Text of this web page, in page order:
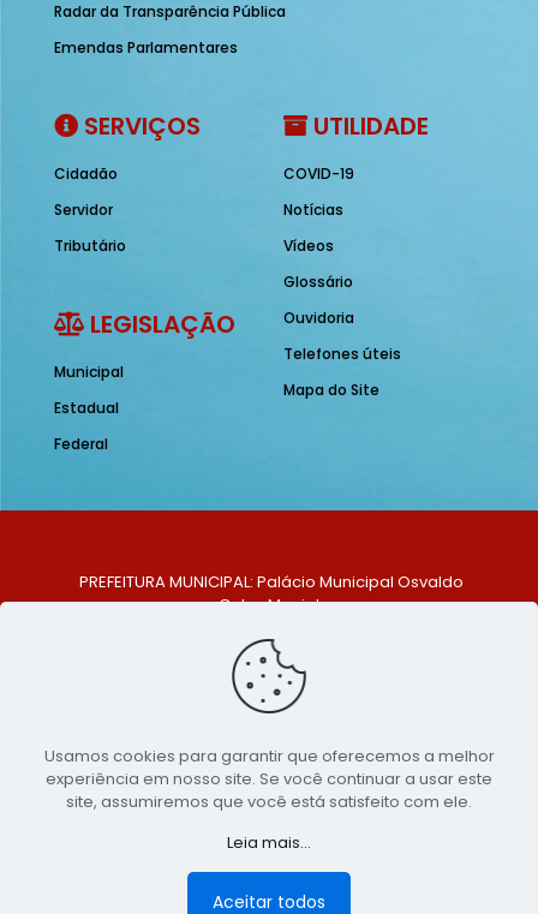
Radar da Transparência Pública
Emendas Parlamentares
SERVIÇOS
Cidadão
Servidor
Tributário
LEGISLAÇÃO
Municipal
Estadual
Federal
UTILIDADE
COVID-19
Notícias
Vídeos
Glossário
Ouvidoria
Telefones úteis
Mapa do Site
PREFEITURA MUNICIPAL: Palácio Municipal Osvaldo
Celso Maciel
Centro, São Bento do Una - PE. CEP: 553370-128
TELEFONE: (81) 99548-1569
E-MAIL: ouvidoria@saobentodouna.pe.gov.br
Copyright 2021-2026 - Assessoria de Comunicação da
Prefeitura de São Bento do Una - PE
Página desenvolvida pela agência de
publicidadeLumusWeb - Agência Digital
Usamos cookies para garantir que oferecemos a melhor
experiência em nosso site. Se você continuar a usar este
site, assumiremos que você está satisfeito com ele.
Leia mais...
Aceitar todos